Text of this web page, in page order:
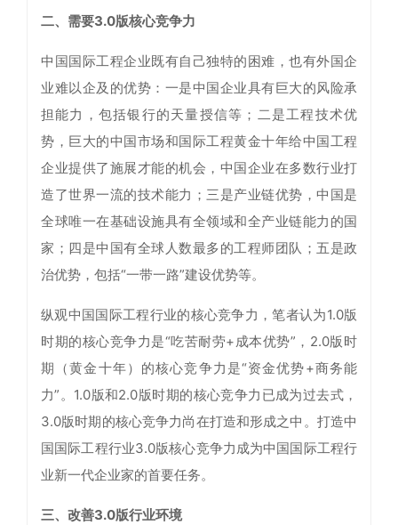
二、需要3.0版核心竞争力
中国国际工程企业既有自己独特的困难，也有外国企
业难以企及的优势：一是中国企业具有巨大的风险承
担能力，包括银行的天量授信等；二是工程技术优
势，巨大的中国市场和国际工程黄金十年给中国工程
企业提供了施展才能的机会，中国企业在多数行业打
造了世界一流的技术能力；三是产业链优势，中国是
全球唯一在基础设施具有全领域和全产业链能力的国
家；四是中国有全球人数最多的工程师团队；五是政
治优势，包括“一带一路”建设优势等。
纵观中国国际工程行业的核心竞争力，笔者认为1.0版
时期的核心竞争力是“吃苦耐劳+成本优势”，2.0版时
期（黄金十年）的核心竞争力是“资金优势+商务能
力”。1.0版和2.0版时期的核心竞争力已成为过去式，
3.0版时期的核心竞争力尚在打造和形成之中。打造中
国国际工程行业3.0版核心竞争力成为中国国际工程行
业新一代企业家的首要任务。
三、改善3.0版行业环境